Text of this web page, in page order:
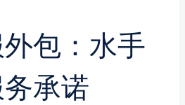
包：水手
承诺